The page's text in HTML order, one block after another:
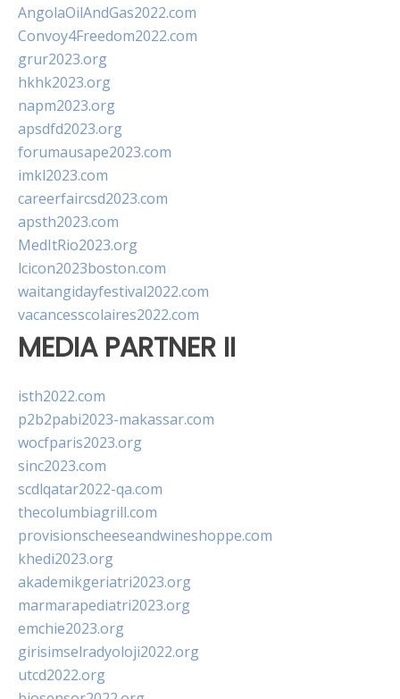
AngolaOilAndGas2022.com
Convoy4Freedom2022.com
grur2023.org
hkhk2023.org
napm2023.org
apsdfd2023.org
forumausape2023.com
imkl2023.com
careerfaircsd2023.com
apsth2023.com
MedItRio2023.org
lcicon2023boston.com
waitangidayfestival2022.com
vacancesscolaires2022.com
MEDIA PARTNER II
isth2022.com
p2b2pabi2023-makassar.com
wocfparis2023.org
sinc2023.com
scdlqatar2022-qa.com
thecolumbiagrill.com
provisionscheeseandwineshoppe.com
khedi2023.org
akademikgeriatri2023.org
marmarapediatri2023.org
emchie2023.org
girisimselradyoloji2022.org
utcd2022.org